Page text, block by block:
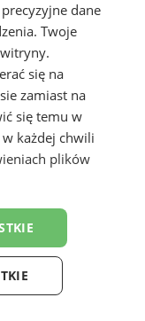
ankieta
w
dane
Twoje
się na
zamiast na
się temu w
w każdej chwili
plików